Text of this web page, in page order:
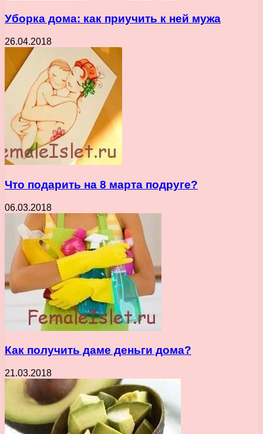
Уборка дома: как приучить к ней мужа
26.04.2018
Что подарить на 8 марта подруге?
06.03.2018
Как получить даме деньги дома?
21.03.2018